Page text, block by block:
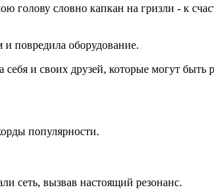
голову словно капкан на гризли - к
повредила оборудование.
и своих друзей, которые могут
популярности.
сеть, вызвав настоящий резонанс.